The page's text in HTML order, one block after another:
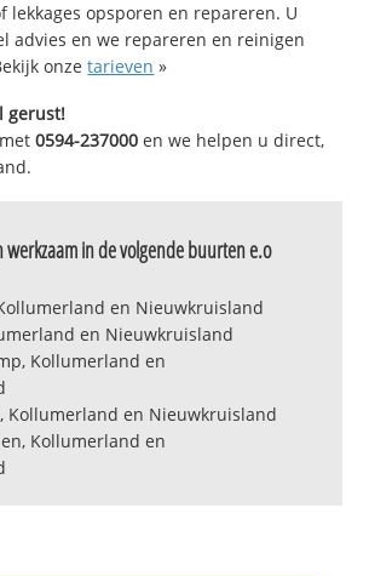
lekkages opsporen en repareren. U
advies en we repareren en reinigen
onzetarieven »
gerust!
met0594-237000 en we helpen u direct,
werkzaam in de volgende buurten e.o
en Nieuwkruisland
en Nieuwkruisland
Kollumerland en
Kollumerland en Nieuwkruisland
Kollumerland en